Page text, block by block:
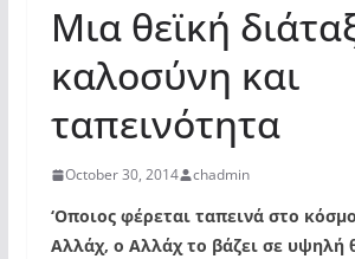
Μια θεϊκή
καλοσύνη και
ταπεινότητα
October 30, 2014 chadmin
‘Οποιος φέρεται ταπεινά στο
Αλλάχ, ο Αλλάχ το βάζει σε υψηλή